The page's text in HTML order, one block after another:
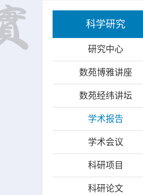
科学研究
研究中心
数苑博雅讲座
数苑经纬讲坛
学术报告
学术会议
科研项目
科研论文